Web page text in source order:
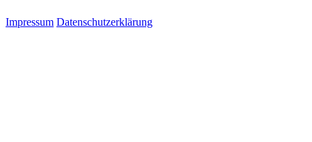
Impressum Datenschutzerklärung